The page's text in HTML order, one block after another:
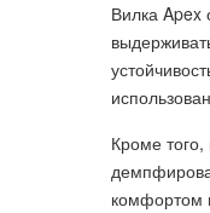
Вилка Apex
Кроме
комфортом